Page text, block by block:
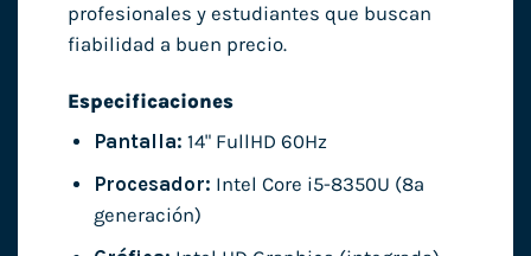
profesionales y estudiantes que buscan
fiabilidad a buen precio.
Especificaciones
Pantalla: 14" FullHD 60Hz
Procesador: Intel Core i5-8350U (8ª
generación)